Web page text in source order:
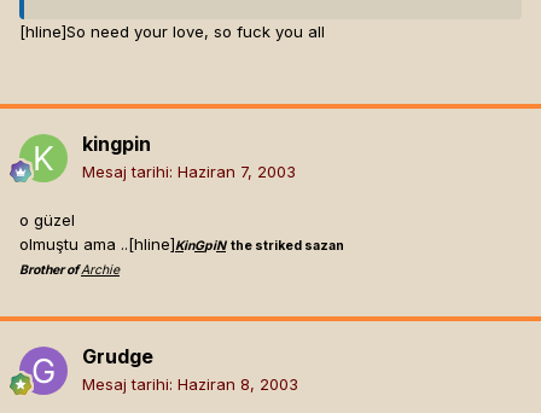
[hline]So need your love, so fuck you all
kingpin
Mesaj tarihi: Haziran 7, 2003
o güzel
olmuştu ama ..[hline]KinGpiN the striked sazan
Brother ofArchie
Grudge
Mesaj tarihi: Haziran 8, 2003